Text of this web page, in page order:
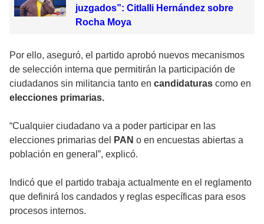
juzgados”: Citlalli Hernández sobre
Rocha Moya
Por ello, aseguró, el partido aprobó nuevos mecanismos
de selección interna que permitirán la participación de
ciudadanos sin militancia tanto en candidaturas como en
elecciones primarias.
“Cualquier ciudadano va a poder participar en las
elecciones primarias del
PAN o en encuestas abiertas a
población en general”, explicó.
Indicó que el partido trabaja actualmente en el reglamento
que definirá los candados y reglas específicas para esos
procesos internos.